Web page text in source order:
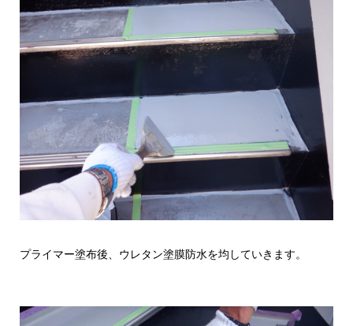
プライマー塗布後、ウレタン塗膜防水を均していきます。